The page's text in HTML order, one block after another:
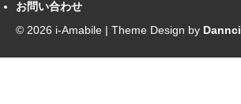
お問い合わせ
© 2026 i-Amabile | Theme Design by Dannci